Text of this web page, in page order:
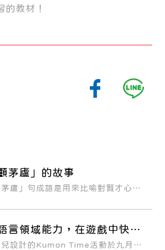
的教材！
茅廬」的故事
茅廬」句成語是用來比喻對賢才心誠
言領域能力，在遊戲中快樂
兒設計的Kumon Time活動於九月正